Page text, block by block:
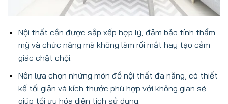
Nội thất cần được sắp xếp hợp lý, đảm bảo tính thẩm
mỹ và chức năng mà không làm rối mắt hay tạo cảm
giác chật chội.
Nên lựa chọn những món đồ nội thất đa năng, có thiết
kế tối giản và kích thước phù hợp với không gian sẽ
giúp tối ưu hóa diện tích sử dụng.